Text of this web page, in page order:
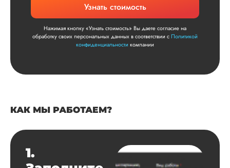
Узнать стоимость
Нажимая кнопку «Узнать стоимость» Вы даете согласие на
обработку своих персональных данных в соответствии сПолитикой
конфиденциальностикомпании
КАК МЫ РАБОТАЕМ?
1.